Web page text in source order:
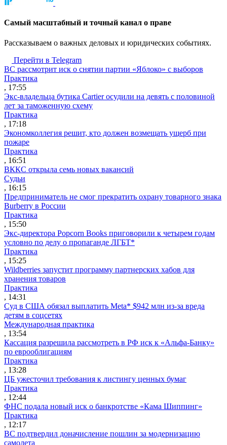
Cамый масштабный и точный канал о праве
Рассказываем о важных деловых и юридических событиях.
Перейти в Telegram
ВС рассмотрит иск о снятии партии «Яблоко» с выборов
Практика
, 17:55
Экс-владельца бутика Cartier осудили на девять с половиной
лет за таможенную схему
Практика
, 17:18
Экономколлегия решит, кто должен возмещать ущерб при
пожаре
Практика
, 16:51
ВККС открыла семь новых вакансий
Судьи
, 16:15
Предприниматель не смог прекратить охрану товарного знака
Burberry в России
Практика
, 15:50
Экс-директора Popcorn Books приговорили к четырем годам
условно по делу о пропаганде ЛГБТ*
Практика
, 15:25
Wildberries запустит программу партнерских хабов для
хранения товаров
Практика
, 14:31
Суд в США обязал выплатить Meta* $942 млн из-за вреда
детям в соцсетях
Международная практика
, 13:54
Кассация разрешила рассмотреть в РФ иск к «Альфа-Банку»
по еврооблигациям
Практика
, 13:28
ЦБ ужесточил требования к листингу ценных бумаг
Практика
, 12:44
ФНС подала новый иск о банкротстве «Кама Шиппинг»
Практика
, 12:17
ВС подтвердил доначисление пошлин за модернизацию
самолета